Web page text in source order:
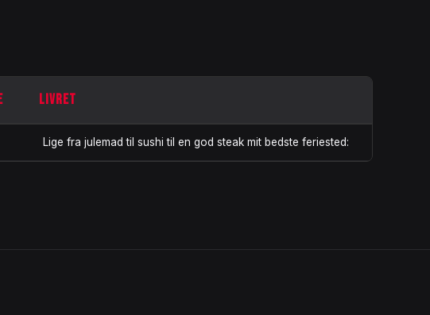
LIVRET
Lige fra julemad til sushi til en god steak mit bedste feriested: